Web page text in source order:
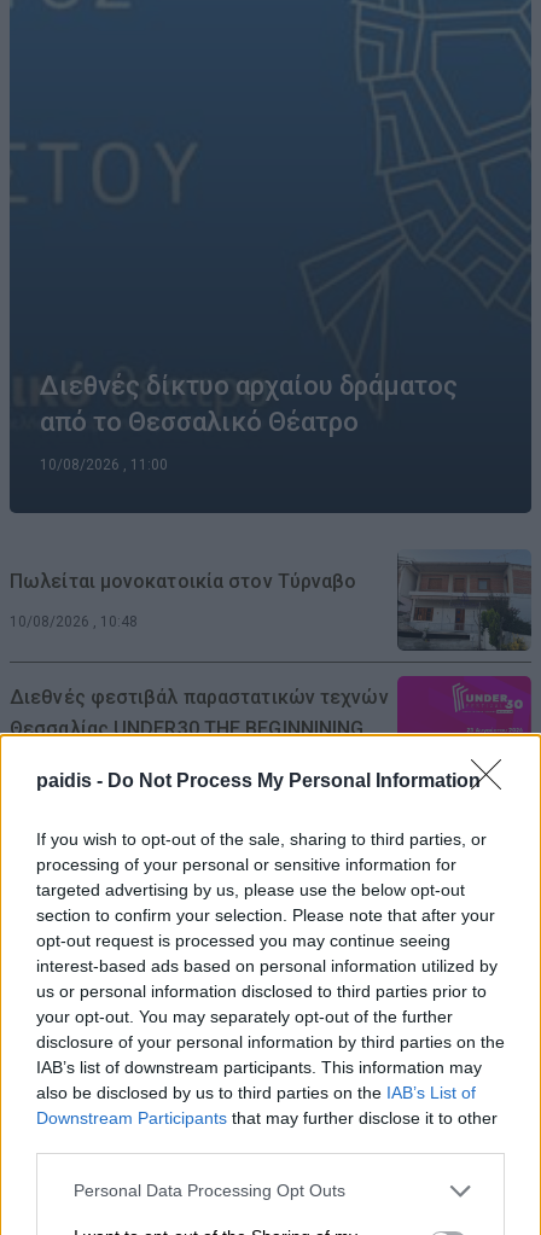
paidis - Do Not Process My Personal Information
If you wish to opt-out of the sale, sharing to third parties, or
processing of your personal or sensitive information for
targeted advertising by us, please use the below opt-out
section to confirm your selection. Please note that after your
opt-out request is processed you may continue seeing
interest-based ads based on personal information utilized by
us or personal information disclosed to third parties prior to
your opt-out. You may separately opt-out of the further
disclosure of your personal information by third parties on the
IAB’s list of downstream participants. This information may
also be disclosed by us to third parties on the IAB’s List of
Downstream Participants that may further disclose it to other
Personal Data Processing Opt Outs
Διεθνές δίκτυο αρχαίου δράματος
από το Θεσσαλικό Θέατρο
10/08/2026 , 11:00
Πωλείται μονοκατοικία στον Τύρναβο
10/08/2026 , 10:48
Διεθνές φεστιβάλ παραστατικών τεχνών
Θεσσαλίας UNDER30 THE BEGINNINING
Β. Κόκκαλης για ακρίβεια: «Το πρόβλημα
δεν είναι πόσο κάνει, αλλά γιατί κάνει
τόσο»
10/08/2026 , 10:34
Θλίψη για τον θάνατο του 61χρονου
Βασίλειου Ριζούλη – Σήμερα Δευτέρα
στους Γόννους η κηδεία του
10/08/2026 , 10:30
δεκαπενταύγουστου στο κρεοπωλείο